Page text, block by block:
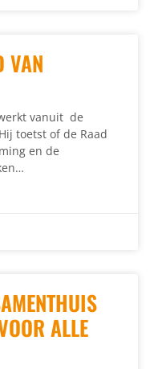
VAN
vanuit de
toetst of de Raad
en de
ALLE